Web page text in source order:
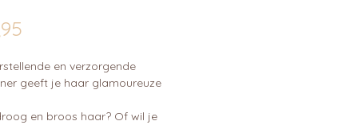
en verzorgende
geeft je haar glamoureuze
en broos haar? Of wil je